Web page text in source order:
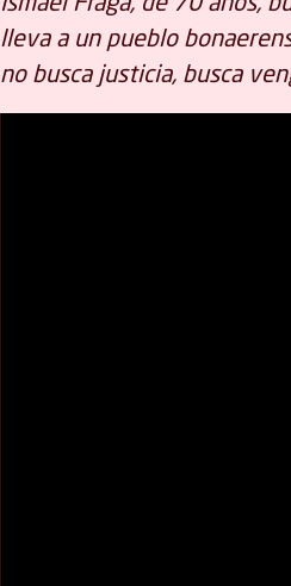
lleva a un pueblo
no busca justicia, busca